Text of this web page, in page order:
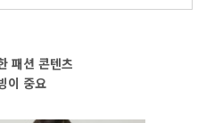
패션 콘텐츠
이 중요